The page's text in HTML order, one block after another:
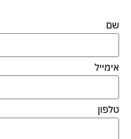
שם
אימייל
טלפון